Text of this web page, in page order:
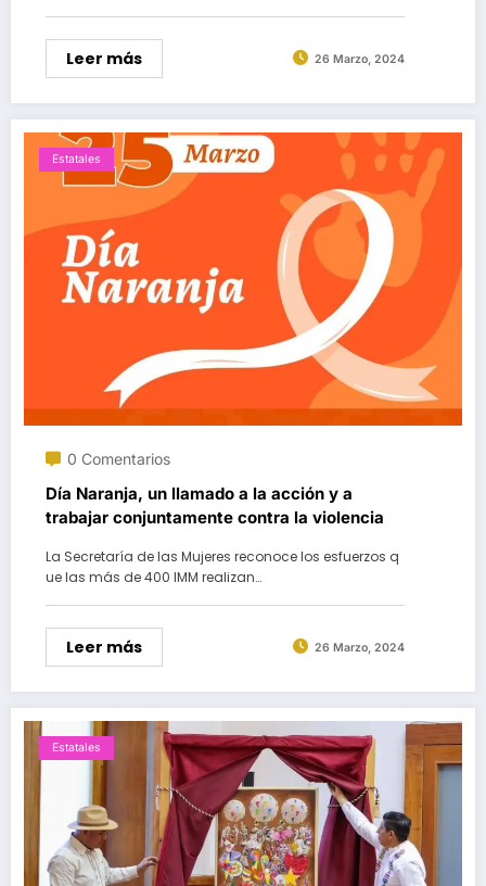
Leer más 26 Marzo, 2024
Estatales
0 Comentarios
Día Naranja, un llamado a la acción y a
trabajar conjuntamente contra la violencia
La Secretaría de las Mujeres reconoce los esfuerzos q
ue las más de 400 IMM realizan…
Leer más 26 Marzo, 2024
Estatales